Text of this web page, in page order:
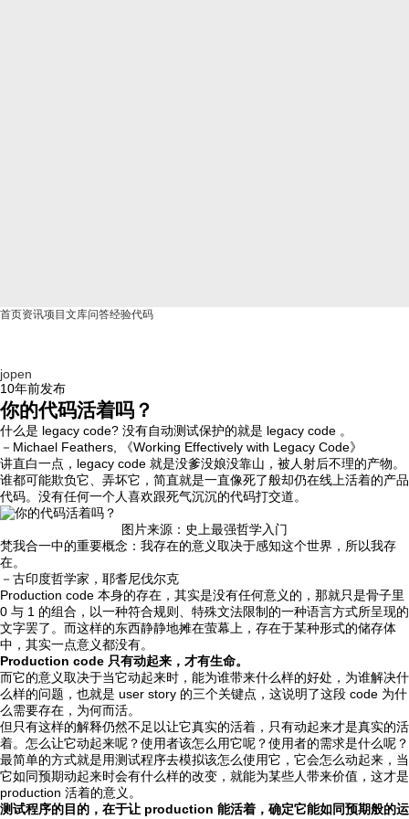
首页资讯项目 文库问答经验代码
jopen
10年前发布
你的代码活着吗？
什么是 legacy code? 没有自动测试保护的就是 legacy code 。
－Michael Feathers, 《Working Effectively with Legacy Code》
讲直白一点，legacy code 就是没爹没娘没靠山，被人射后不理的产物。
谁都可能欺负它、弄坏它，简直就是一直像死了般却仍在线上活着的产品
代码。没有任何一个人喜欢跟死气沉沉的代码打交道。
图片来源：史上最强哲学入门
梵我合一中的重要概念：我存在的意义取决于感知这个世界，所以我存
在。
－古印度哲学家，耶耆尼伐尔克
Production code 本身的存在，其实是没有任何意义的，那就只是骨子里
0 与 1 的组合，以一种符合规则、特殊文法限制的一种语言方式所呈现的
文字罢了。而这样的东西静静地摊在萤幕上，存在于某种形式的储存体
中，其实一点意义都没有。
Production code 只有动起来，才有生命。
而它的意义取决于当它动起来时，能为谁带来什么样的好处，为谁解决什
么样的问题，也就是 user story 的三个关键点，这说明了这段 code 为什
么需要存在，为何而活。
但只有这样的解释仍然不足以让它真实的活着，只有动起来才是真实的活
着。怎么让它动起来呢？使用者该怎么用它呢？使用者的需求是什么呢？
最简单的方式就是用测试程序去模拟该怎么使用它，它会怎么动起来，当
它如同预期动起来时会有什么样的改变，就能为某些人带来价值，这才是
production 活着的意义。
测试程序的目的，在于让 production 能活着，确定它能如同预期般的运